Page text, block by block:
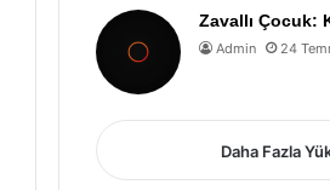
Zavallı Çocuk:
Admin 24
Daha Fazla